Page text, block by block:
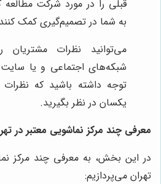
قبلی را در مورد شرکت مطالعه
به شما در تصمیم‌گیری کمک
می‌توانید نظرات
شبکه‌های اجتماعی و یا
توجه داشته باشید که
یکسان در نظر بگیرید.
معرفی چند مرکز نماشویی معتبر در
در این بخش، به معرفی چند مرکز
تهران می‌پردازیم: